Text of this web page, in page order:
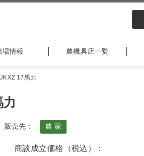
場情報 農機具店一覧
17馬力
販売先： 農 家
商談成立価格（税込）：